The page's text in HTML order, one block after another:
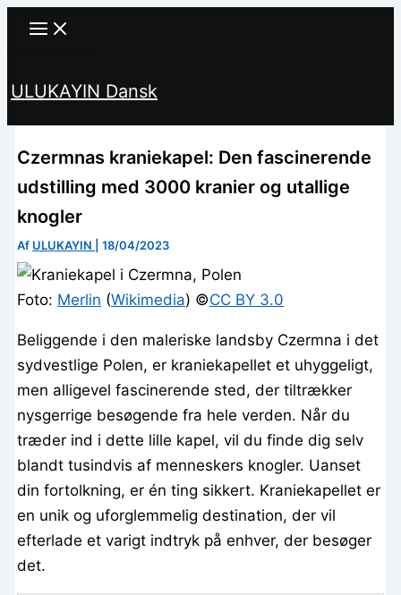
ULUKAYIN Dansk
Czermnas kraniekapel: Den fascinerende
udstilling med 3000 kranier og utallige
knogler
Af ULUKAYIN |18/04/2023
Foto: Merlin (Wikimedia) ©️CC BY 3.0
Beliggende i den maleriske landsby Czermna i det
sydvestlige Polen, er kraniekapellet et uhyggeligt,
men alligevel fascinerende sted, der tiltrækker
nysgerrige besøgende fra hele verden. Når du
træder ind i dette lille kapel, vil du finde dig selv
blandt tusindvis af menneskers knogler. Uanset
din fortolkning, er én ting sikkert. Kraniekapellet er
en unik og uforglemmelig destination, der vil
efterlade et varigt indtryk på enhver, der besøger
det.